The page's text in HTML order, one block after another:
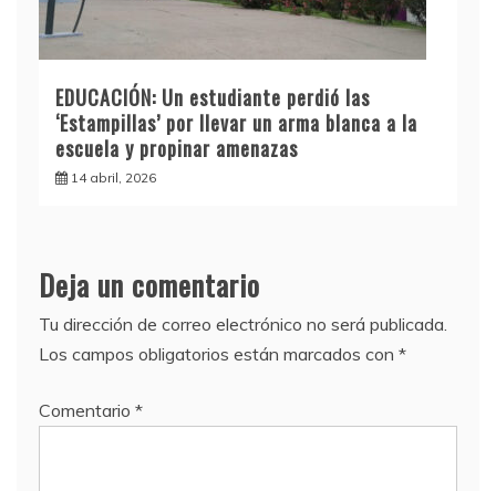
EDUCACIÓN: Un estudiante perdió las
‘Estampillas’ por llevar un arma blanca a la
escuela y propinar amenazas
14 abril, 2026
Deja un comentario
Tu dirección de correo electrónico no será publicada.
Los campos obligatorios están marcados con *
Comentario *